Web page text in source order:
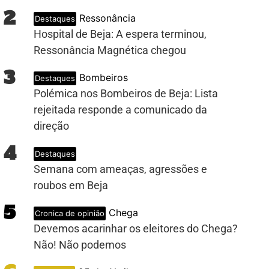
2 Destaques Ressonância
Hospital de Beja: A espera terminou,
Ressonância Magnética chegou
3 Destaques Bombeiros
Polémica nos Bombeiros de Beja: Lista
rejeitada responde a comunicado da
direção
4 Destaques
Semana com ameaças, agressões e
roubos em Beja
5 Cronica de opinião Chega
Devemos acarinhar os eleitores do Chega?
Não! Não podemos